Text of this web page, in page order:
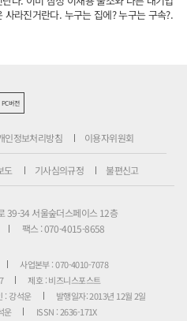
라진거란다. 누구는 집에? 누구는 구속?.
PC버전
인정보처리방침 이용자위원회
도 기사심의규정 불편신고
39-34 서울숲더스페이스 12층
팩스 : 070-4015-8658
사업본부 : 070-4010-7078
제호 : 비즈니스포스트
: 강석운
발행일자: 2013년 12월 2일
운
ISSN : 2636-171X